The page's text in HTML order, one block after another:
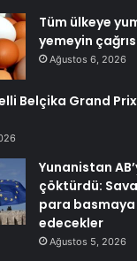
Tüm ülkeye
yemeyin
Ağustos 6, 2026
Belçika Grand
Yunanistan
çöktürdü:
para
edecekler
Ağustos 5, 2026